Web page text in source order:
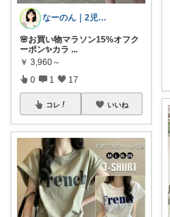
なーのん｜2児ワーママ＊育児/時短
🌸お買い物マラソン15%オフク
ーポン✨カラ ...
￥ 3,960～
0 1 17
コレ いいね